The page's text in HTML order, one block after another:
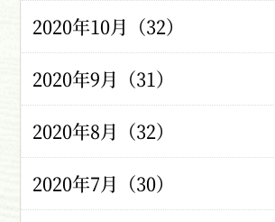
2020年10月（32）
2020年9月（31）
2020年8月（32）
2020年7月（30）